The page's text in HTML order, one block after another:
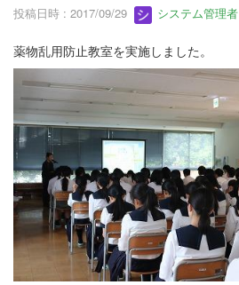
投稿日時 : 2017/09/29 システム管理者
薬物乱用防止教室を実施しました。